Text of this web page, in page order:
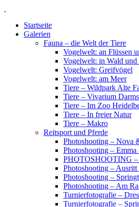
Startseite
Galerien
Fauna – die Welt der Tiere
Vogelwelt: an Flüssen
Vogelwelt: in Wald und
Vogelwelt: Greifvögel
Vogelwelt: am Meer
Tiere – Wildpark Alte
Tiere – Vivarium
Tiere – Im Zoo
Tiere – In freier Natur
Tiere – Makro
Reitsport und Pferde
Photoshooting – Nova
Photoshooting –
PHOTOSHOOTING
Photoshooting – Ausritt
Photoshooting –
Photoshooting – Am
Turnierfotografie –
Turnierfotografie –